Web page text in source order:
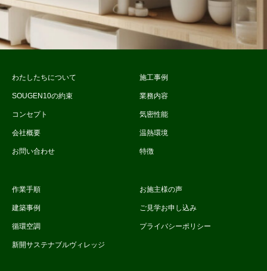
わたしたちについて
SOUGEN10の約束
コンセプト
会社概要
お問い合わせ
施工事例
業務内容
気密性能
温熱環境
特徴
作業手順
建築事例
循環空調
新開サステナブルヴィレッジ
お施主様の声
ご見学お申し込み
プライバシーポリシー